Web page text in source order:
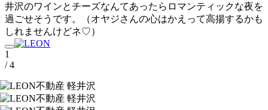
井沢のワインとチーズなんてあったらロマンティックな夜を
過ごせそうです。（オヤジさんの心はかえって高揚するかも
しれませんけどネ♡）
1
/ 4